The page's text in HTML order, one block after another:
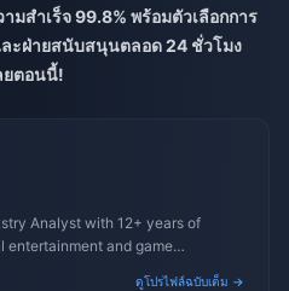
สำเร็จ 99.8% พร้อมตัวเลือกการ
ะฝ่ายสนับสนุนตลอด 24 ชั่วโมง
ยตอนนี้!
Analyst with 12+ years of
entertainment and game
ดูโปรไฟล์ฉบับเต็ม →